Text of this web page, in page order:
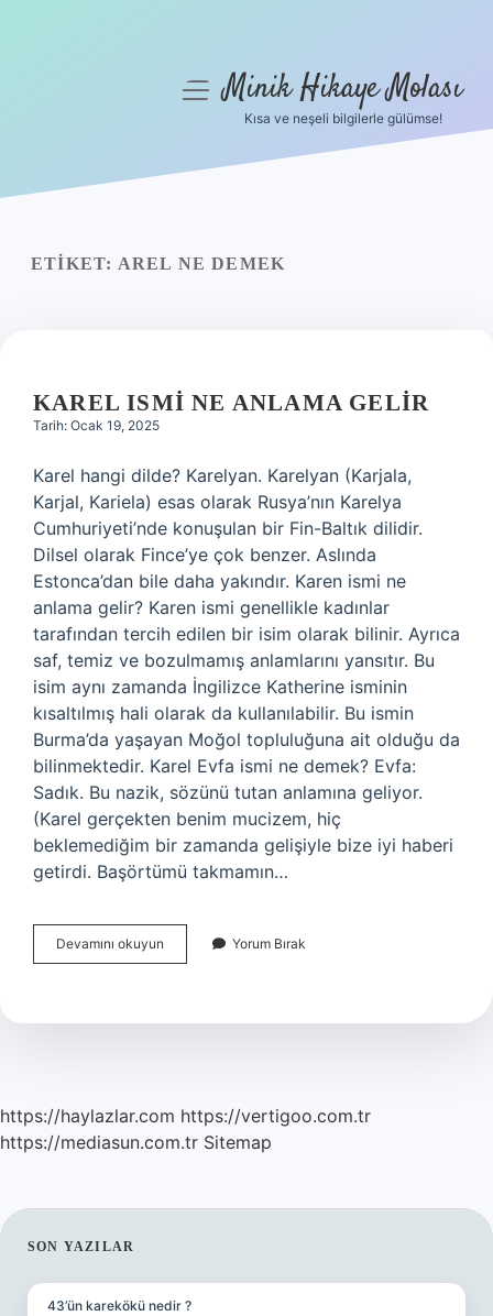
Yasal Uyarı
menüyüMinik Hikaye Molası
Kısa ve neşeli bilgilerle gülümse!
ETIKET: AREL NE DEMEK
KAREL ISMI NE ANLAMA GELIR
Tarih: Ocak 19, 2025
Karel hangi dilde? Karelyan. Karelyan (Karjala,
Karjal, Kariela) esas olarak Rusya’nın Karelya
Cumhuriyeti’nde konuşulan bir Fin-Baltık dilidir.
Dilsel olarak Fince’ye çok benzer. Aslında
Estonca’dan bile daha yakındır. Karen ismi ne
anlama gelir? Karen ismi genellikle kadınlar
tarafından tercih edilen bir isim olarak bilinir. Ayrıca
saf, temiz ve bozulmamış anlamlarını yansıtır. Bu
isim aynı zamanda İngilizce Katherine isminin
kısaltılmış hali olarak da kullanılabilir. Bu ismin
Burma’da yaşayan Moğol topluluğuna ait olduğu da
bilinmektedir. Karel Evfa ismi ne demek? Evfa:
Sadık. Bu nazik, sözünü tutan anlamına geliyor.
(Karel gerçekten benim mucizem, hiç
beklemediğim bir zamanda gelişiyle bize iyi haberi
getirdi. Başörtümü takmamın…
Devamını okuyun
Ismi
Gelir
Yorum Bırak
https://haylazlar.com https://vertigoo.com.tr
https://mediasun.com.tr Sitemap
SIDEBAR
SON YAZILAR
43’ün karekökü nedir ?